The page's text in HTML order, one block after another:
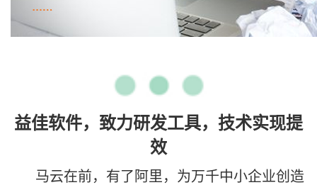
益佳软件，致力研发工具，技术实现提
效
马云在前，有了阿里，为万千中小企业创造